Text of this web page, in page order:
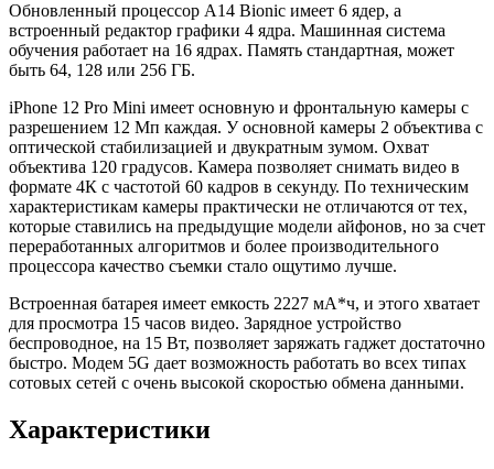
Обновленный процессор A14 Bionic имеет 6 ядер, а
встроенный редактор графики 4 ядра. Машинная система
обучения работает на 16 ядрах. Память стандартная, может
быть 64, 128 или 256 ГБ.
iPhone 12 Pro Mini имеет основную и фронтальную камеры с
разрешением 12 Мп каждая. У основной камеры 2 объектива с
оптической стабилизацией и двукратным зумом. Охват
объектива 120 градусов. Камера позволяет снимать видео в
формате 4К с частотой 60 кадров в секунду. По техническим
характеристикам камеры практически не отличаются от тех,
которые ставились на предыдущие модели айфонов, но за счет
переработанных алгоритмов и более производительного
процессора качество съемки стало ощутимо лучше.
Встроенная батарея имеет емкость 2227 мА*ч, и этого хватает
для просмотра 15 часов видео. Зарядное устройство
беспроводное, на 15 Вт, позволяет заряжать гаджет достаточно
быстро. Модем 5G дает возможность работать во всех типах
сотовых сетей с очень высокой скоростью обмена данными.
Характеристики